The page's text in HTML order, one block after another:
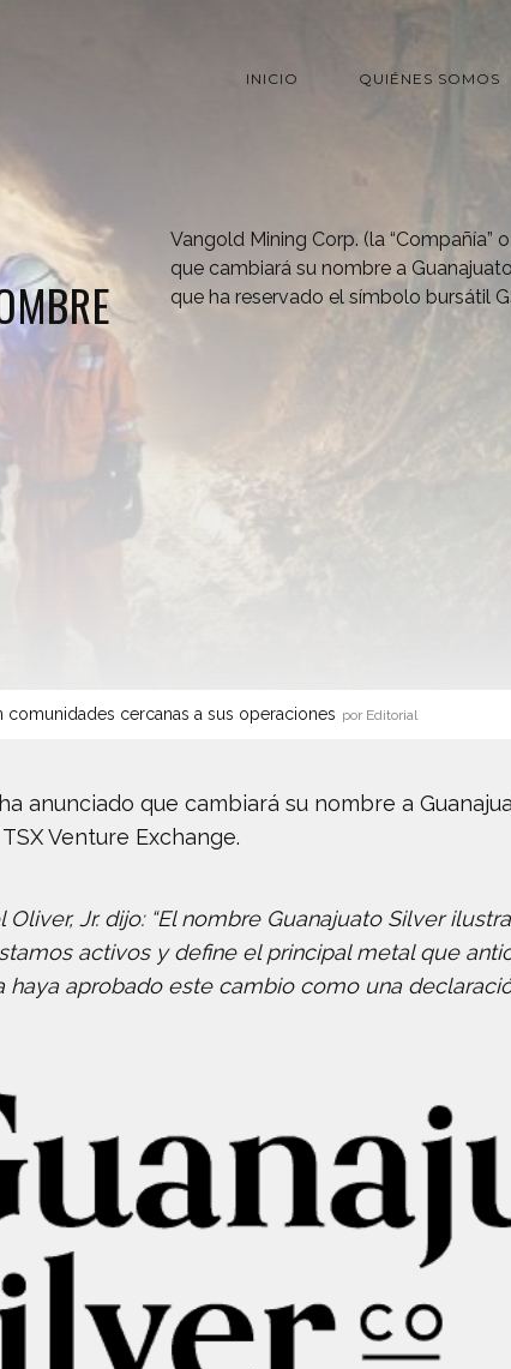
INICIO QUIÉNES SOMOS
Vangold Mining Corp. (la “Compañía”
que cambiará su nombre a
que ha reservado el símbolo bursátil
cercanas a sus operaciones por Editorial
anunciado que cambiará su nombre a
Venture Exchange.
Jr. dijo: “El nombre Guanajuato Silver
activos y define el principal metal que
aprobado este cambio como una